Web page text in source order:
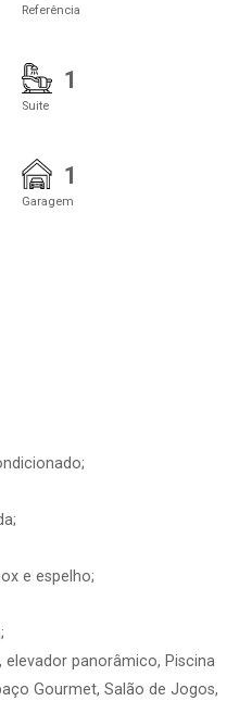
Referência
1
Suite
1
Garagem
e espelho;
panorâmico, Piscina
Gourmet, Salão de Jogos,